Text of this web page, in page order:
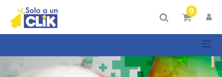
0
Mostrar
Categorías
Mostrar
opciones